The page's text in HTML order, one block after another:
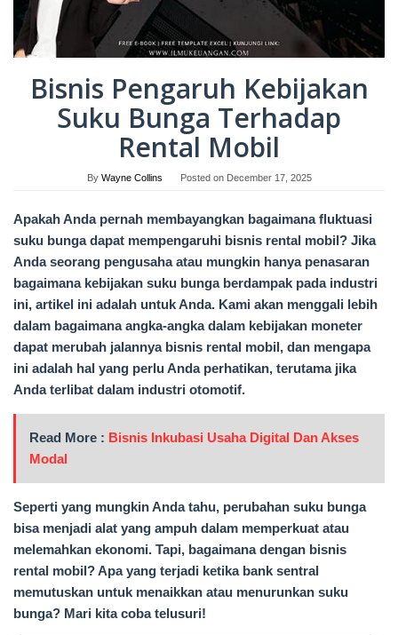
Bisnis Pengaruh Kebijakan
Suku Bunga Terhadap
Rental Mobil
By Wayne Collins Posted on December 17, 2025
Apakah Anda pernah membayangkan bagaimana fluktuasi
suku bunga dapat mempengaruhi bisnis rental mobil? Jika
Anda seorang pengusaha atau mungkin hanya penasaran
bagaimana kebijakan suku bunga berdampak pada industri
ini, artikel ini adalah untuk Anda. Kami akan menggali lebih
dalam bagaimana angka-angka dalam kebijakan moneter
dapat merubah jalannya bisnis rental mobil, dan mengapa
ini adalah hal yang perlu Anda perhatikan, terutama jika
Anda terlibat dalam industri otomotif.
Read More : Bisnis Inkubasi Usaha Digital Dan Akses
Modal
Seperti yang mungkin Anda tahu, perubahan suku bunga
bisa menjadi alat yang ampuh dalam memperkuat atau
melemahkan ekonomi. Tapi, bagaimana dengan bisnis
rental mobil? Apa yang terjadi ketika bank sentral
memutuskan untuk menaikkan atau menurunkan suku
bunga? Mari kita coba telusuri!